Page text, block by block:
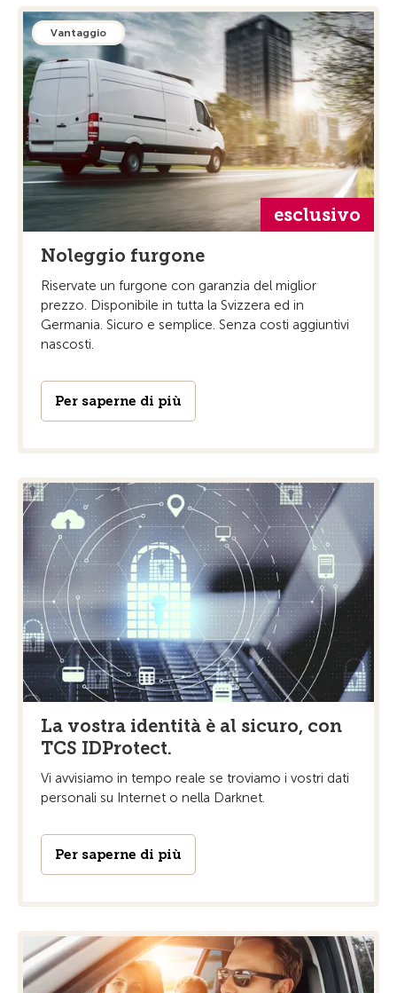
Vantaggio
esclusivo
Noleggio furgone
Riservate un furgone con garanzia del miglior
prezzo. Disponibile in tutta la Svizzera ed in
Germania. Sicuro e semplice. Senza costi aggiuntivi
nascosti.
Per saperne di più
La vostra identità è al sicuro, con
TCS IDProtect.
Vi avvisiamo in tempo reale se troviamo i vostri dati
personali su Internet o nella Darknet.
Per saperne di più